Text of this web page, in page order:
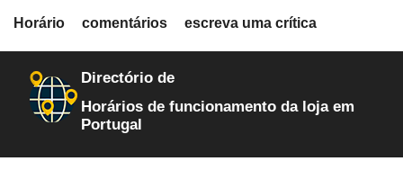
loja-de-autopecas
Directório de
Horários de funcionamento da loja em
Portugal
Horário comentários escreva uma crítica